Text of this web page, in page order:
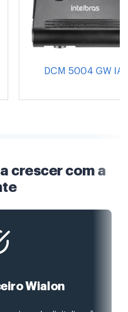
DCM 5004 GW IA
crescer com a
Wialon